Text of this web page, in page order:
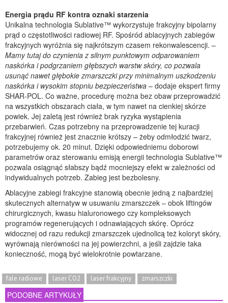
Energia prądu RF kontra oznaki starzenia
Unikalna technologia Sublative™ wykorzystuje frakcyjny bipolarny
prąd o częstotliwości radiowej RF. Spośród ablacyjnych zabiegów
frakcyjnych wyróżnia się najkrótszym czasem rekonwalescencji. –
Mamy tutaj do czynienia z silnym punktowym odparowaniem
naskórka i podgrzaniem głębszych warstw skóry, co pozwala
usunąć nawet głębokie zmarszczki przy minimalnym uszkodzeniu
naskórka i wysokim stopniu bezpieczeństwa – dodaje ekspert firmy
SHAR-POL. Co ważne, procedurę można bez obaw przeprowadzić
na wszystkich obszarach ciała, w tym nawet na cienkiej skórze
powiek. Jej zaletą jest również brak ryzyka wystąpienia
przebarwień. Czas potrzebny na przeprowadzenie tej kuracji
frakcyjnej również jest znacznie krótszy – żeby odmłodzić twarz,
potrzebujemy ok. 20 minut. Dzięki odpowiedniemu doborowi
parametrów oraz sterowaniu emisją energii technologia Sublative™
pozwala osiągnąć słabszy bądź mocniejszy efekt w zależności od
indywidualnych potrzeb. Zabieg jest bezbolesny.
Ablacyjne zabiegi frakcyjne stanowią obecnie jedną z najbardziej
skutecznych alternatyw w usuwaniu zmarszczek – obok liftingów
chirurgicznych, kwasu hialuronowego czy kompleksowych
programów regenerujących i odnawiających skórę. Oprócz
widocznej od razu redukcji zmarszczek ujednolicą też koloryt skóry,
wyrównają nierówności na jej powierzchni, a jeśli zajdzie taka
konieczność, mogą być wielokrotnie powtarzane.
fale radiowe laser CO2 laser frakcyjny zmarszczki
PODOBNE ARTYKUŁY